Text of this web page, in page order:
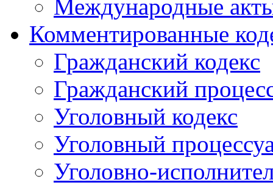
Международные
Комментированные
Гражданский кодекс
Гражданский
Уголовный кодекс
Уголовный
Уголовно-